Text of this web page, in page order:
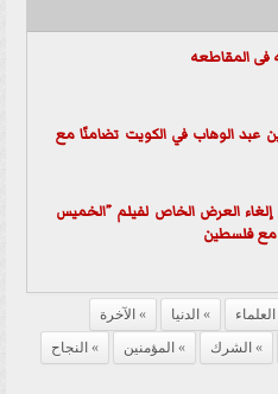
فى المقاطعه
عبد الوهاب في الكويت تضامنًا مع
العرض الخاص لفيلم ”الخميس
مع فلسطين
الدنيا
الآخرة
الشرك المؤمنين
النجاح